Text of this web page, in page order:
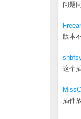
问题
版本
这个
插件